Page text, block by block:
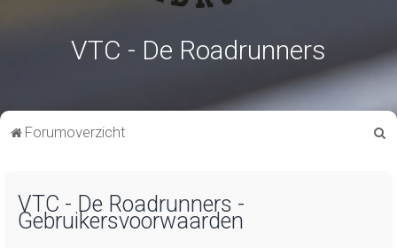
VTC - De Roadrunners
Forumoverzicht
VTC - De Roadrunners -
Gebruikersvoorwaarden